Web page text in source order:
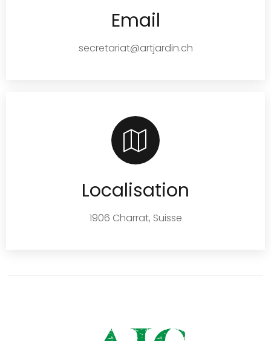
Email
secretariat@artjardin.ch
Localisation
1906 Charrat, Suisse